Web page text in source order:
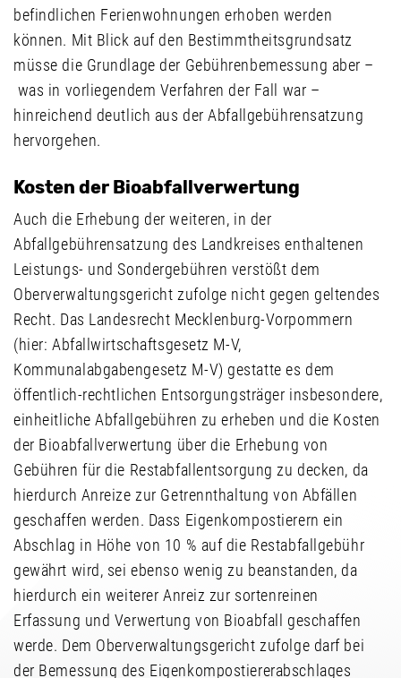
befindlichen Ferienwohnungen erhoben werden
können. Mit Blick auf den Bestimmtheitsgrundsatz
müsse die Grundlage der Gebührenbemessung aber –
was in vorliegendem Verfahren der Fall war –
hinreichend deutlich aus der Abfallgebührensatzung
hervorgehen.
Kosten der Bioabfallverwertung
Auch die Erhebung der weiteren, in der
Abfallgebührensatzung des Landkreises enthaltenen
Leistungs- und Sondergebühren verstößt dem
Oberverwaltungsgericht zufolge nicht gegen geltendes
Recht. Das Landesrecht Mecklenburg-Vorpommern
(hier: Abfallwirtschaftsgesetz M-V,
Kommunalabgabengesetz M-V) gestatte es dem
öffentlich-rechtlichen Entsorgungsträger insbesondere,
einheitliche Abfallgebühren zu erheben und die Kosten
der Bioabfallverwertung über die Erhebung von
Gebühren für die Restabfallentsorgung zu decken, da
hierdurch Anreize zur Getrennthaltung von Abfällen
geschaffen werden. Dass Eigenkompostierern ein
Abschlag in Höhe von 10 % auf die Restabfallgebühr
gewährt wird, sei ebenso wenig zu beanstanden, da
hierdurch ein weiterer Anreiz zur sortenreinen
Erfassung und Verwertung von Bioabfall geschaffen
werde. Dem Oberverwaltungsgericht zufolge darf bei
der Bemessung des Eigenkompostiererabschlages